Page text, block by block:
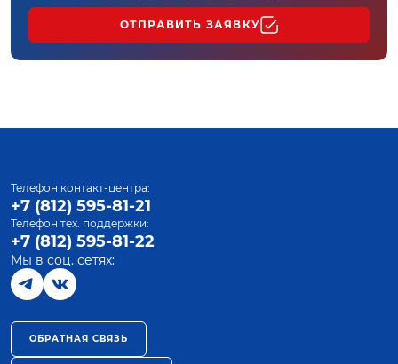
ОТПРАВИТЬ ЗАЯВКУ
Телефон контакт-центра:
+7 (812) 595-81-21
Телефон тех. поддержки:
+7 (812) 595-81-22
Мы в соц. сетях:
ОБРАТНАЯ СВЯЗЬ